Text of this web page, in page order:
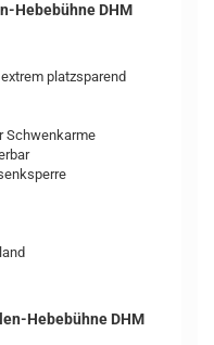
Hebebühne DHM
platzsparend
Schwenkarme
Hebebühne DHM